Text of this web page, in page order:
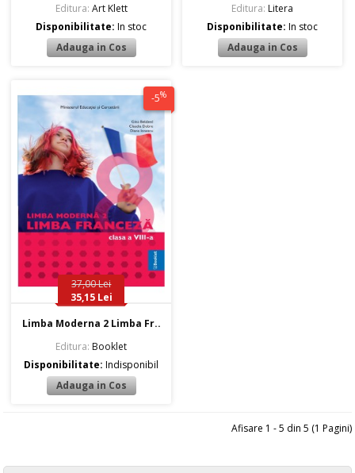
Editura: Art Klett
Disponibilitate:In stoc
Editura: Litera
Disponibilitate:In stoc
-5%
37,00 Lei
35,15 Lei
Limba Moderna 2 Limba Fr..
Editura: Booklet
Disponibilitate:Indisponibil
Afisare 1 - 5 din 5 (1 Pagini)